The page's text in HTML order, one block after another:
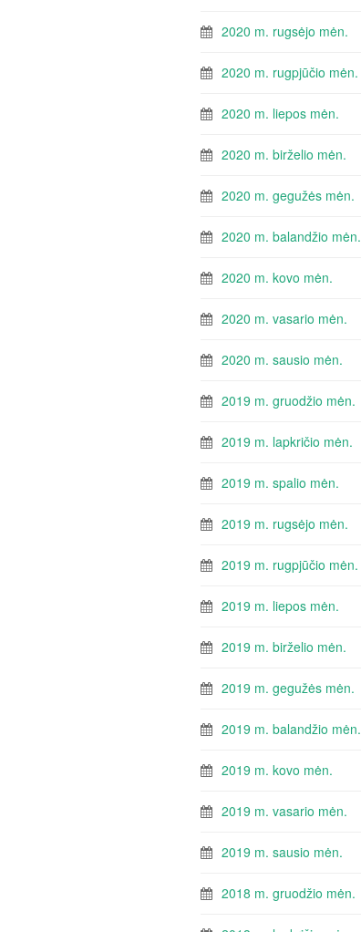
2020 m. rugsėjo mėn.
2020 m. rugpjūčio mėn.
2020 m. liepos mėn.
2020 m. birželio mėn.
2020 m. gegužės mėn.
2020 m. balandžio mėn.
2020 m. kovo mėn.
2020 m. vasario mėn.
2020 m. sausio mėn.
2019 m. gruodžio mėn.
2019 m. lapkričio mėn.
2019 m. spalio mėn.
2019 m. rugsėjo mėn.
2019 m. rugpjūčio mėn.
2019 m. liepos mėn.
2019 m. birželio mėn.
2019 m. gegužės mėn.
2019 m. balandžio mėn.
2019 m. kovo mėn.
2019 m. vasario mėn.
2019 m. sausio mėn.
2018 m. gruodžio mėn.